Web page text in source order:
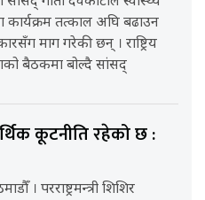
कार्यक्रम तत्काल अघि बढाउन
माग गरेकी छन् । राष्ट्रिय
बैठकमा बोल्दै सांसद्
कूटनीति रहेको छ :
। परराष्ट्रमन्त्री शिशिर